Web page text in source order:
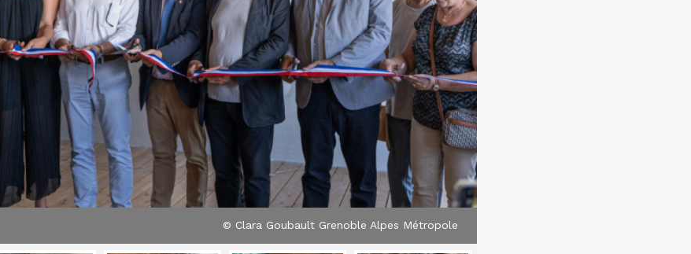
© Clara Goubault Grenoble Alpes Métropole